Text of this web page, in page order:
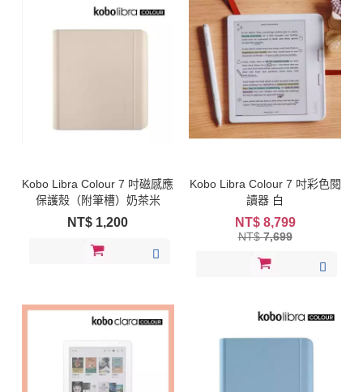
Kobo Libra Colour 7 吋磁感應
保護殼（附筆槽）奶茶米
NT$ 1,200
Kobo Libra Colour 7 吋彩色閱
讀器 白
NT$ 8,799
NT$7,699